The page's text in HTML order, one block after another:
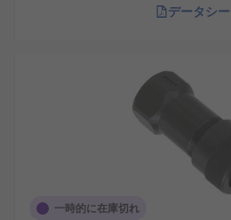
データシー
一時的に在庫切れ